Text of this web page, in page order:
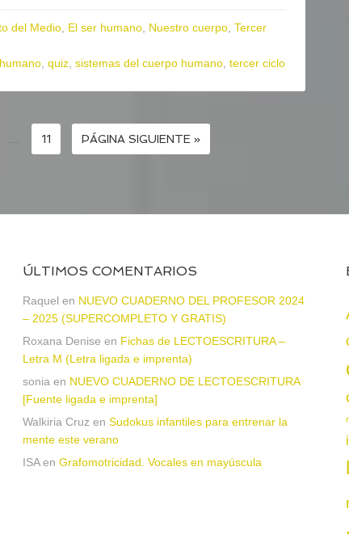
del Medio El ser humano Nuestro cuerpo Tercer
quiz sistemas del cuerpo humano tercer ciclo
11 PÁGINA SIGUIENTE »
ÚLTIMOS COMENTARIOS
Raquel en NUEVO CUADERNO DEL PROFESOR 2024
– 2025 (SUPERCOMPLETO Y GRATIS)
Roxana Denise en Fichas de LECTOESCRITURA –
Letra M (Letra ligada e imprenta)
sonia en NUEVO CUADERNO DE LECTOESCRITURA
[Fuente ligada e imprenta]
Walkiria Cruz en Sudokus infantiles para entrenar la
mente este verano
ISAen Grafomotricidad. Vocales en mayúscula